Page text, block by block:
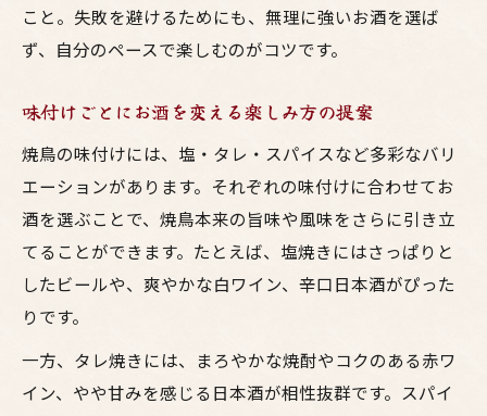
こと。失敗を避けるためにも、無理に強いお酒を選ば
ず、自分のペースで楽しむのがコツです。
味付けごとにお酒を変える楽しみ方の提案
焼鳥の味付けには、塩・タレ・スパイスなど多彩なバリ
エーションがあります。それぞれの味付けに合わせてお
酒を選ぶことで、焼鳥本来の旨味や風味をさらに引き立
てることができます。たとえば、塩焼きにはさっぱりと
したビールや、爽やかな白ワイン、辛口日本酒がぴった
りです。
一方、タレ焼きには、まろやかな焼酎やコクのある赤ワ
イン、やや甘みを感じる日本酒が相性抜群です。スパイ